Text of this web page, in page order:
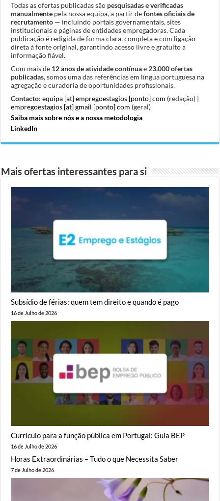
Todas as ofertas publicadas são pesquisadas e verificadas
manualmente pela nossa equipa, a partir defontes oficiais de
recrutamento — incluindo portais governamentais, sites
institucionais e páginas de entidades empregadoras. Cada
publicação é redigida de forma clara, completa e com ligação
direta à fonte original, garantindo acesso livre e gratuito a
informação fiável.
Com mais de 12 anos de atividade contínuae 23.000 ofertas
publicadas, somos uma das referências em língua portuguesa na
agregação e curadoria de oportunidades profissionais.
Contacto: equipa [at] empregoestagios [ponto] com (redação) |
empregoestagios [at] gmail [ponto] com (geral)
Saiba mais sobre nós e a nossa metodologia
LinkedIn
Mais ofertas interessantes para si
Subsídio de férias: quem tem direito e quando é pago
16 de Julho de 2026
Currículo para a função pública em Portugal: Guia BEP
16 de Julho de 2026
Horas Extraordinárias – Tudo o que Necessita Saber
7 de Julho de 2026